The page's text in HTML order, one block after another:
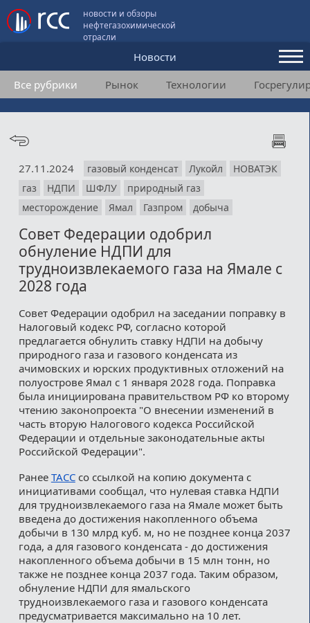
новости и обзоры
нефтегазохимической
отрасли
Новости
Аналитика и мнения
Конференции
Подписка
Пользовательское соглашение
Медиакит
Все рубрики Рынок Технологии
27.11.2024 газовый конденсат Лукойл
НОВАТЭК
газ
НДПИ ШФЛУ
природный газ
месторождение
Ямал Газпром добыча
Совет Федерации одобрил
обнуление НДПИ для
трудноизвлекаемого газа на Ямале с
2028 года
Совет Федерации одобрил на заседании поправку в
Налоговый кодекс РФ, согласно которой
предлагается обнулить ставку НДПИ на добычу
природного газа и газового конденсата из
ачимовских и юрских продуктивных отложений на
полуострове Ямал с 1 января 2028 года. Поправка
была инициирована правительством РФ ко второму
чтению законопроекта "О внесении изменений в
часть вторую Налогового кодекса Российской
Федерации и отдельные законодательные акты
Российской Федерации".
Ранее ТАССсо ссылкой на копию документа с
инициативами сообщал, что нулевая ставка НДПИ
для трудноизвлекаемого газа на Ямале может быть
введена до достижения накопленного объема
добычи в 130 млрд куб. м, но не позднее конца 2037
года, а для газового конденсата - до достижения
накопленного объема добычи в 15 млн тонн, но
также не позднее конца 2037 года. Таким образом,
обнуление НДПИ для ямальского
трудноизвлекаемого газа и газового конденсата
предусматривается максимально на 10 лет.